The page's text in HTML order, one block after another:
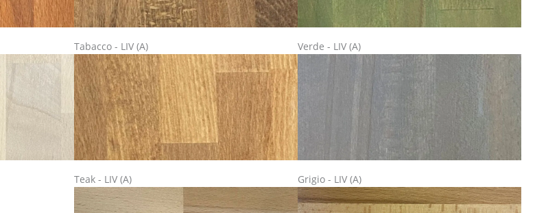
Tabacco - LIV (A) Verde - LIV (A)
Teak - LIV (A) Grigio - LIV (A)